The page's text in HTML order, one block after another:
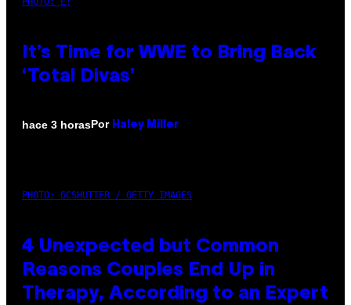
It’s Time for WWE to Bring Back
‘Total Divas’
hace 3 horasPor Haley Miller
PHOTO: GCSHUTTER / GETTY IMAGES
4 Unexpected but Common
Reasons Couples End Up in
Therapy, According to an Expert